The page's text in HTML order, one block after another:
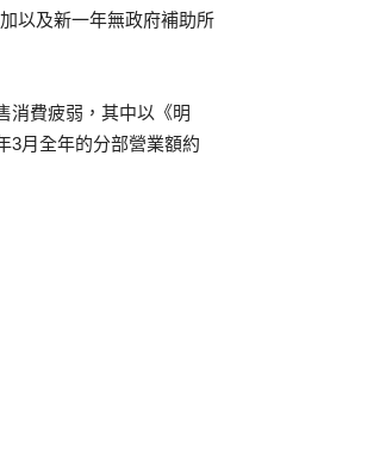
以及新一年無政府補助所
消費疲弱，其中以《明
3月全年的分部營業額約